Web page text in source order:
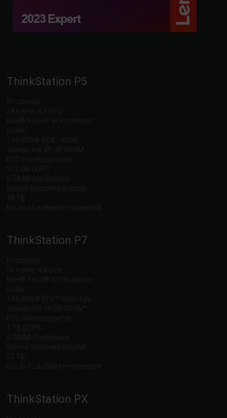
ThinkStation P5
Prozessor:
24 Kerne, 4,8 GHz
Intel® Xeon® W Prozessor
Grafik:
2 NVIDIA® RTX™ A600
Jeweils mit 48 GB VRAM
ECC-Arbeitsspeicher:
512 GB DDR5
8 DIMM-Steckplätze
Interne Speicherkapazität:
48 TB
Bis zu 6 Laufwerke insgesamt
ThinkStation P7
Prozessor:
56 Kerne, 4,8 GHz
Intel® Xeon® W Prozessor
Grafik:
3 NVIDIA® RTX™ 6000 Ada
Jeweils mit 48 GB VRAM*
ECC-Arbeitsspeicher:
1 TB DDR5
8 DIMM-Steckplätze
Interne Speicherkapazität:
Bis zu 7 Laufwerke insgesamt
ThinkStation PX